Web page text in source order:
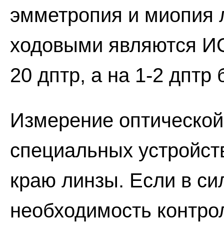
эмметропия и миопия
ходовыми являются
20 дптр, а на 1-2 дптр
Измерение
специальных
краю линзы. Если в
необходимость